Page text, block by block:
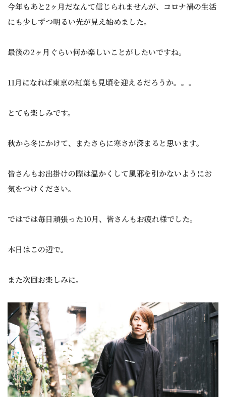
今年もあと2ヶ月だなんて信じられませんが、コロナ禍の生活
にも少しずつ明るい光が見え始めました。
最後の2ヶ月ぐらい何か楽しいことがしたいですね。
11月になれば東京の紅葉も見頃を迎えるだろうか。。。
とても楽しみです。
秋から冬にかけて、またさらに寒さが深まると思います。
皆さんもお出掛けの際は温かくして風邪を引かないようにお
気をつけください。
ではでは毎日頑張った10月、皆さんもお疲れ様でした。
本日はこの辺で。
また次回お楽しみに。